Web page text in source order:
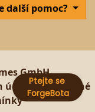
další pomoc?
GmbH
údajů -Všeobecné